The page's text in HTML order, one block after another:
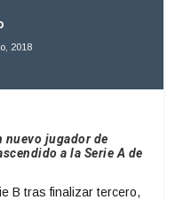
2018
jugador de
a la Serie A de
B tras finalizar tercero,